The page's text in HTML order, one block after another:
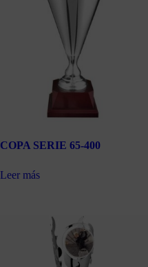
COPA SERIE 65-400
Leer más